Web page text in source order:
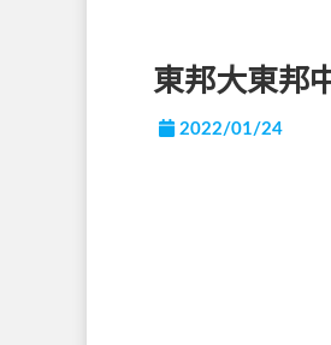
東邦大東邦
2022/01/24